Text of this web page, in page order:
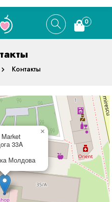
0
Контакты
33A
Молдова
×